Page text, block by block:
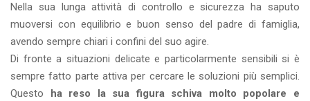
Nella sua lunga attività di controllo e sicurezza ha saputo
muoversi con equilibrio e buon senso del padre di famiglia,
avendo sempre chiari i confini del suo agire.
Di fronte a situazioni delicate e particolarmente sensibili si è
sempre fatto parte attiva per cercare le soluzioni più semplici.
Questo
ha reso la sua figura schiva molto popolare e